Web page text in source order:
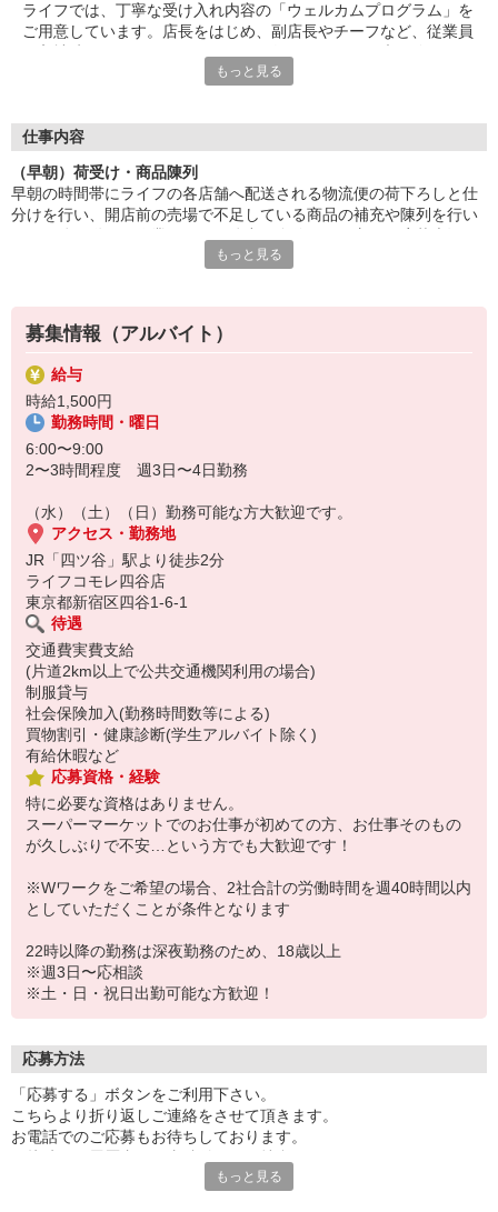
ライフでは、丁寧な受け入れ内容の「ウェルカムプログラム」を
ご用意しています。店長をはじめ、副店長やチーフなど、従業員
バイトデビューの方も安心。雰囲気やチームワークのよさなど、
■笑顔で働ける職場
アットホームな雰囲気のお店です。長期で活躍するスタッフに
は、お客さまから笑顔でお声がけをいただくことも。最初は、覚
えていただく作業が多く感じるかもしれませんが、難しいお仕事
はありませんので、どなたでも楽しく働くことができます。
もっと見る
仕事内容
（早朝）荷受け・商品陳列
早朝の時間帯にライフの各店舗へ配送される物流便の荷下ろしと仕
分けを行い、開店前の売場で不足している商品の補充や陳列を行い
迎！お客さまと直接やりとりすることがないので、黙々とお仕事し
もっと見る
募集情報（アルバイト）
給与
時給1,500円
勤務時間・曜日
6:00〜9:00
2〜3時間程度 週3日〜4日勤務
（水）（土）（日）勤務可能な方大歓迎です。
アクセス・勤務地
JR「四ツ谷」駅より徒歩2分
ライフコモレ四谷店
東京都新宿区四谷1-6-1
待遇
交通費実費支給
(片道2km以上で公共交通機関利用の場合)
制服貸与
社会保険加入(勤務時間数等による)
買物割引・健康診断(学生アルバイト除く)
有給休暇など
応募資格・経験
特に必要な資格はありません。
スーパーマーケットでのお仕事が初めての方、お仕事そのもの
が久しぶりで不安…という方でも大歓迎です！
※Wワークをご希望の場合、2社合計の労働時間を週40時間以内
としていただくことが条件となります
22時以降の勤務は深夜勤務のため、18歳以上
※週3日〜応相談
※土・日・祝日出勤可能な方歓迎！
応募方法
「応募する」ボタンをご利用下さい。
こちらより折り返しご連絡をさせて頂きます。
お電話でのご応募もお待ちしております。
もっと見る